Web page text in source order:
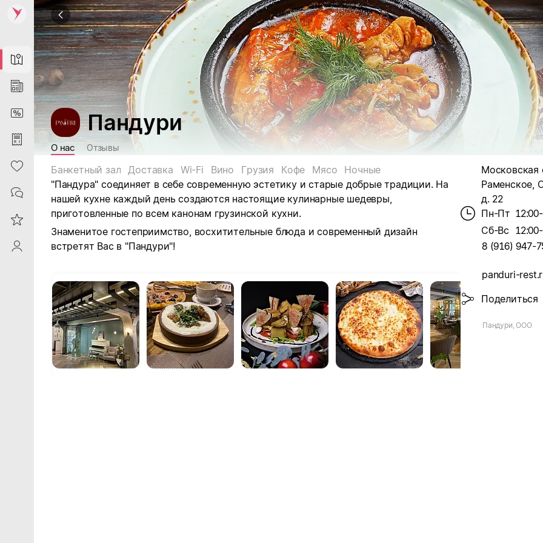
Map
News
DiscountCard
Purchases
Heart
Contacts
Reviews
ProfileSaby
Пандури
О нас Отзывы
Банкетный зал Доставка Wi-Fi Вино Грузия Кофе Мясо
Ночные
"Пандура" соединяет в себе современную эстетику и старые добрые традиции. На
нашей кухне каждый день создаются настоящие кулинарные шедевры,
приготовленные по всем канонам грузинской кухни.
Знаменитое гостеприимство, восхитительные блюда и современный дизайн
встретят Вас в "Пандури"!
Московская
Раменское,
д. 22
Пн-Пт
Сб-Вс
8 (916) 947-
panduri-
Поделиться
Пандури, ООО